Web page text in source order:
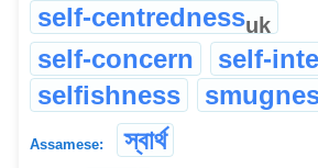
self-centrednessuk
self-concern
self-
selfishness
Assamese: স্বাৰ্থ